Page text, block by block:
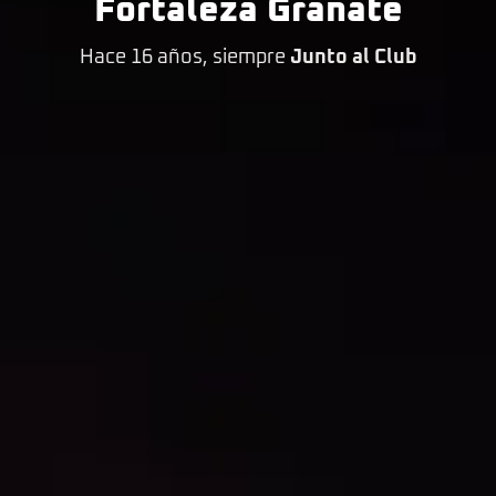
Fortaleza Granate
Hace 16 años, siempre Junto al Club